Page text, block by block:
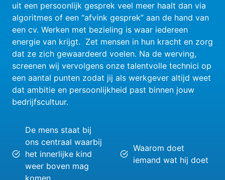
uit een persoonlijk gesprek veel meer haalt dan via
algoritmes of een “afvink gesprek” aan de hand van
een cv. Werken met bezieling is waar iedereen
energie van krijgt. Zet mensen in hun kracht en zorg
dat ze zich gewaardeerd voelen. Na de werving,
screenen wij vervolgens onze talentvolle technici op
een aantal punten zodat jij als werkgever altijd weet
dat ambitie en persoonlijkheid past binnen jouw
bedrijfscultuur.
De mens staat bij
ons centraal waarbij
het innerlijke kind
weer boven mag
Waarom doet
iemand wat hij doet